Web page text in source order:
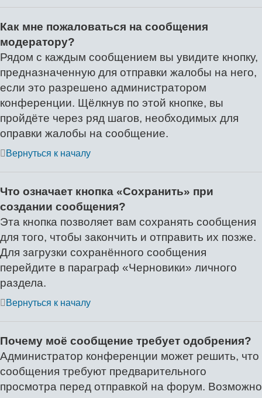
Как мне пожаловаться на сообщения
модератору?
Рядом с каждым сообщением вы увидите кнопку,
предназначенную для отправки жалобы на него,
если это разрешено администратором
конференции. Щёлкнув по этой кнопке, вы
пройдёте через ряд шагов, необходимых для
оправки жалобы на сообщение.
Вернуться к началу
Что означает кнопка «Сохранить» при
создании сообщения?
Эта кнопка позволяет вам сохранять сообщения
для того, чтобы закончить и отправить их позже.
Для загрузки сохранённого сообщения
перейдите в параграф «Черновики» личного
раздела.
Вернуться к началу
Почему моё сообщение требует одобрения?
Администратор конференции может решить, что
сообщения требуют предварительного
просмотра перед отправкой на форум. Возможно